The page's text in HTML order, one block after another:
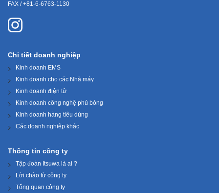
FAX / +81-6-6763-1130
Chi tiết doanh nghiệp
Kinh doanh EMS
Kinh doanh cho các Nhà máy
Kinh doanh điện tử
Kinh doanh công nghệ phủ bóng
Kinh doanh hàng tiêu dùng
Các doanh nghiệp khác
Thông tin công ty
Tập đoàn Itsuwa là ai ?
Lời chào từ công ty
Tổng quan công ty